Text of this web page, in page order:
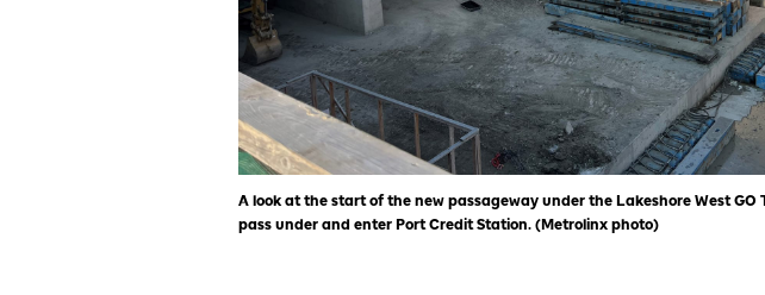
A look at the start of the new passageway under the Lakeshore West GO
pass under and enter Port Credit Station. (Metrolinx photo)